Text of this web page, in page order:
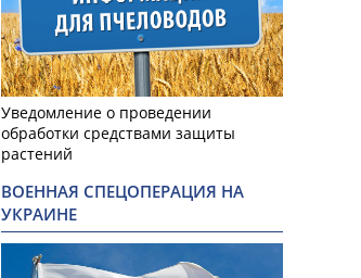
Уведомление о проведении
обработки средствами защиты
растений
ВОЕННАЯ СПЕЦОПЕРАЦИЯ НА
УКРАИНЕ